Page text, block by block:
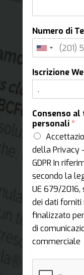
Numero di
Iscrizione
Consenso
personali*
della Privacy
GDPR In
secondo la
UE 679/
dei dati
finalizzato
di
commerciale